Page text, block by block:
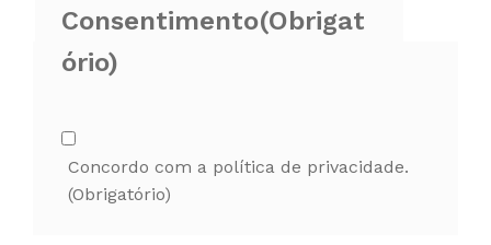
Consentimento(Obrigat
ório)
Concordo com a política de privacidade.
(Obrigatório)